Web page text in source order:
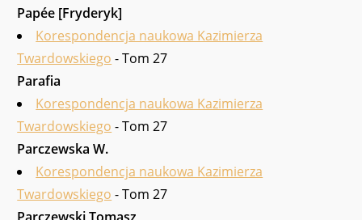
Papée [Fryderyk]
Korespondencja naukowa Kazimierza
Twardowskiego - Tom 27
Para­fia
Korespondencja naukowa Kazimierza
Twardowskiego - Tom 27
Parczewska W.
Korespondencja naukowa Kazimierza
Twardowskiego - Tom 27